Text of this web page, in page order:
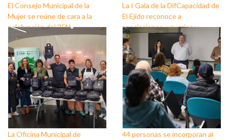
El Consejo Municipal de la
Mujer se reúne de cara a la
celebración del 25N
La I Gala de la DifCapacidad de
El Ejido reconoce a
asociaciones, usuarios y
personas que trabajan a favor
de este colectivo
La Oficina Municipal de
44 personas se incorporan al